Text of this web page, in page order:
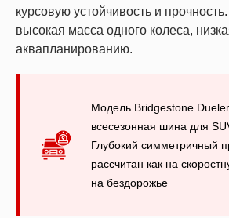
курсовую устойчивость и
высокая масса одного колеса,
аквапланированию.
Модель Bridgestone
всесезонная шина для
Глубокий симметричный
рассчитан как на
на бездорожье